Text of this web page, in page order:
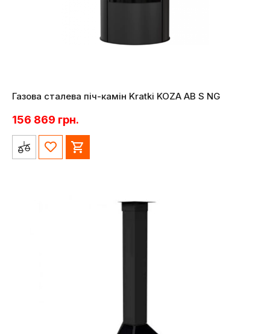
Газова сталева піч-камін Kratki KOZA AB S NG
156 869 грн.